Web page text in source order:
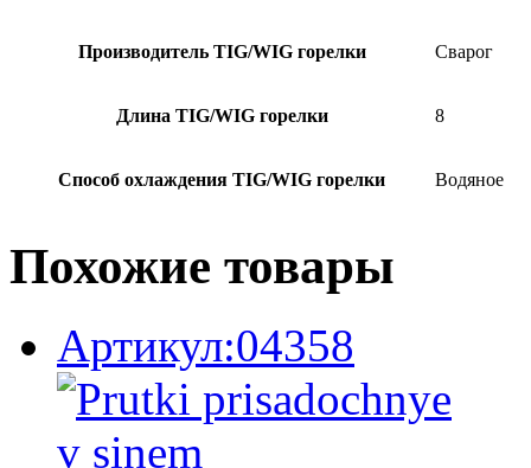
Производитель TIG/WIG горелки Сварог
Длина TIG/WIG горелки 8
Способ охлаждения TIG/WIG горелки Водяное
Похожие товары
Артикул:04358